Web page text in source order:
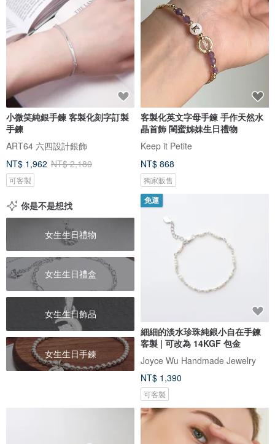
小微笑純銀手鍊 客製化刻字訂製
手鍊
ART64 六四設計銀飾
NT$ 1,962 NT$ 2,180
可客製
客製化英文字母手鍊 手作天然水
晶首飾 閨蜜姊妹生日禮物
Keep it Petite
NT$ 868
獨家販售
你是不是想找
女生生日禮物
女生生日禮盒
女生生日飾品
女生生日手鍊
免運
細細的淡水珍珠純銀小自在手鍊
客製 | 可改為 14KGF 包金
Joyce Wu Handmade Jewelry
NT$ 1,390
可客製